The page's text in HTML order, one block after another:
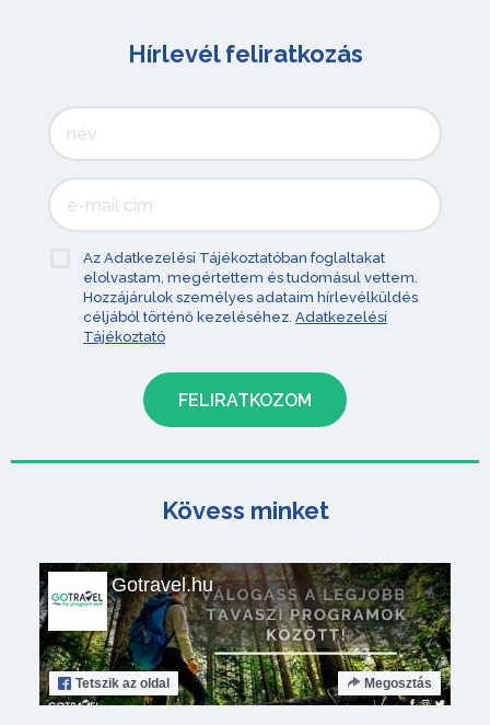
Hírlevél feliratkozás
Az Adatkezelési Tájékoztatóban foglaltakat
elolvastam, megértettem és tudomásul vettem.
Hozzájárulok személyes adataim hírlevélküldés
céljából történő kezeléséhez. Adatkezelési
Tájékoztató
Kövess minket
Gotravel.hu
Tetszik az oldal Megosztás